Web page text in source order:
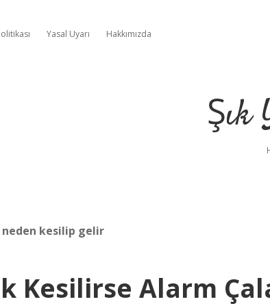
Yasal Uyarı Hakkımızda
Şık
kesilip gelir
Kesilirse Alarm